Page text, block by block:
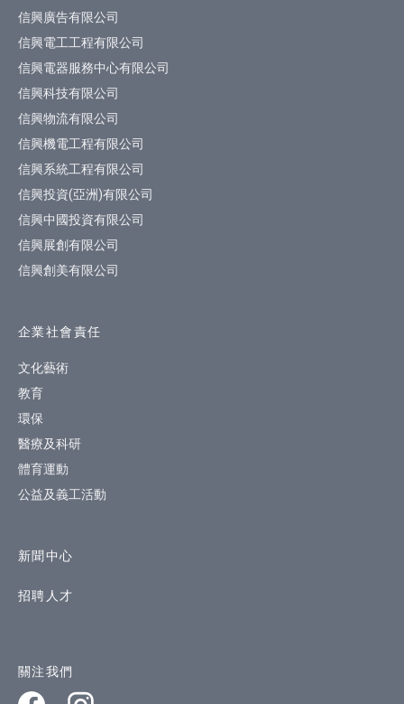
信興廣告有限公司
信興電工工程有限公司
信興電器服務中心有限公司
信興科技有限公司
信興物流有限公司
信興機電工程有限公司
信興系統工程有限公司
信興投資(亞洲)有限公司
信興中國投資有限公司
信興展創有限公司
信興創美有限公司
企業社會責任
文化藝術
教育
環保
醫療及科研
體育運動
公益及義工活動
新聞中心
招聘人才
關注我們